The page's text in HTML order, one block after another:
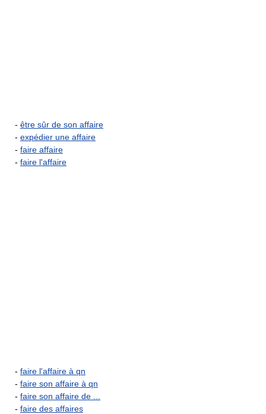
- être sûr de son affaire
- expédier une affaire
- faire affaire
- faire l'affaire
- faire l'affaire à qn
- faire son affaire à qn
- faire son affaire de ...
- faire des affaires